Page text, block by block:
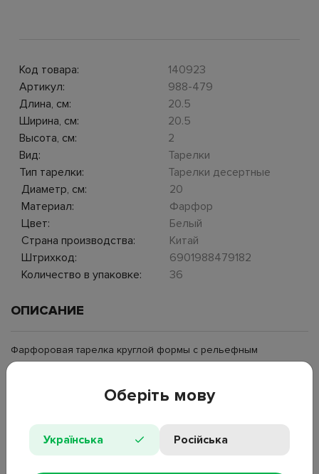
Код товара:
140923
Артикул:
988-479
Длина, см:
20.5
Ширина, см:
20.5
Высота, см:
2
Вид:
Тарелки
Тип тарелки:
Тарелки десертные
Диаметр, см:
20
Материал:
Фарфор
Цвет:
Белый
Страна производства:
Китай
Штрихкод:
6901988479182
Количество в упаковке:
36
ОПИСАНИЕ
Фарфоровая тарелка круглой формы с рельефным
орнаментом по краю. Край фигурный с декоративным узором
Размеры: D20,5×2 см
Материал: фарфор
Цвет: белый
Оберіть мову
Українська Російська